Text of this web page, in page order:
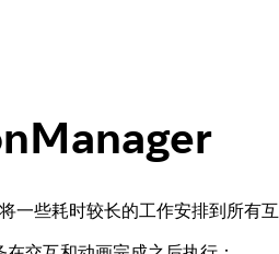
一些耗时较长的工作安排到所有